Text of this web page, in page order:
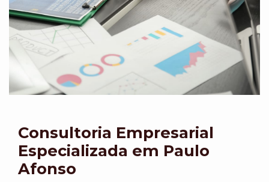
Consultoria Empresarial
Especializada em Paulo
Afonso